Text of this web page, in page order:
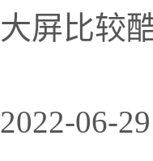
大屏比较
2022-06-29